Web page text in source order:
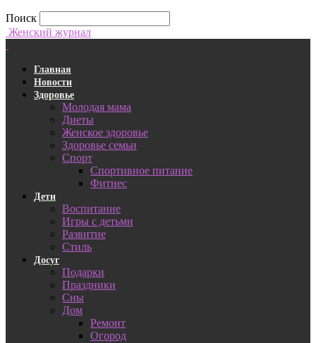
Поиск
Женский журнал
Главная
Новости
Здоровье
Молодая мама
Диеты
Женское здоровье
Здоровье семьи
Спорт
Спортивное питание
Фитнес
Дети
Воспитание
Игры с детьми
Развитие
Стиль
Досуг
Подарки
Праздники
Сны
Дом
Ремонт
Огород